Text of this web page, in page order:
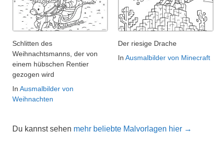
Schlitten des
Weihnachtsmanns, der von
einem hübschen Rentier
gezogen wird
In Ausmalbilder von
Weihnachten
Der riesige Drache
In Ausmalbilder von Minecraft
Du kannst sehen mehr beliebte Malvorlagen hier →